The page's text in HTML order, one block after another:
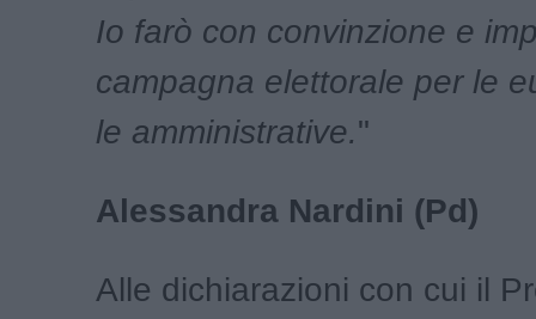
Io farò con convinzione e
campagna elettorale per le
le amministrative."
Alessandra Nardini (Pd)
Alle dichiarazioni con cui il